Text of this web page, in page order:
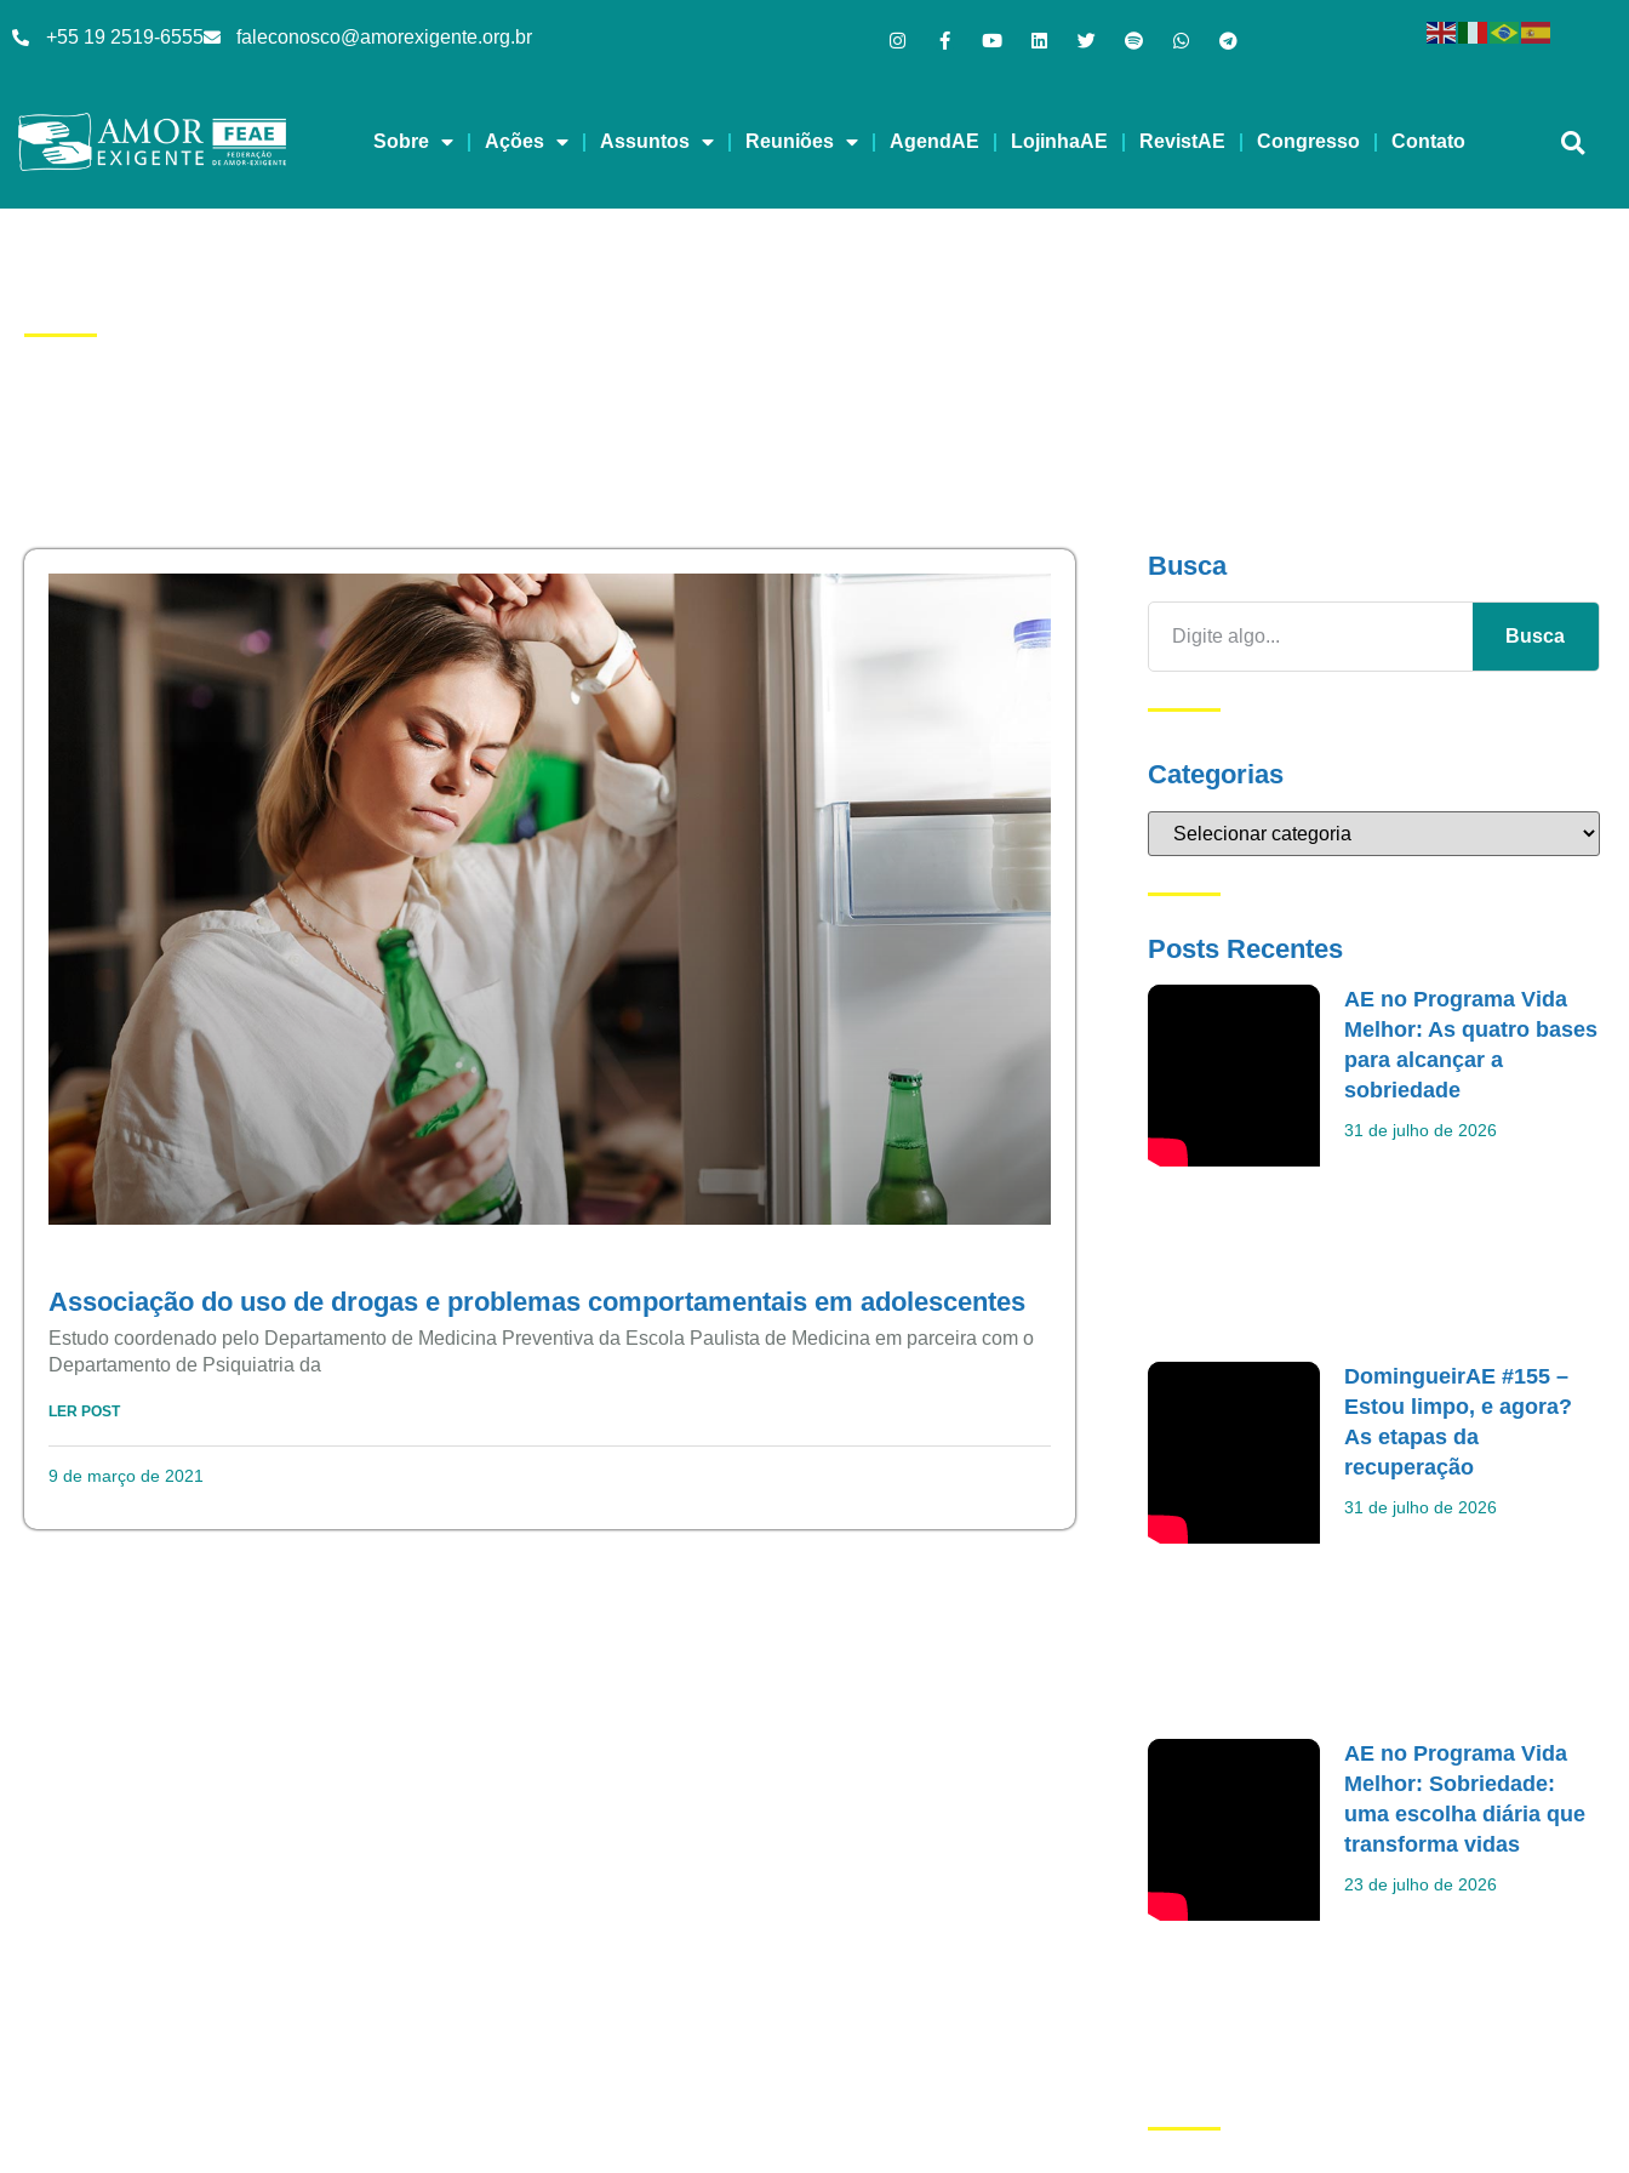
+55 19 2519-6555 faleconosco@amorexigente.org.br
Sobre Ações Assuntos Reuniões AgendAE LojinhaAE RevistAE Congresso Contato
Associação do uso de drogas e problemas comportamentais em adolescentes
Estudo coordenado pelo Departamento de Medicina Preventiva da Escola Paulista de Medicina em parceira com o
Departamento de Psiquiatria da
LER POST
9 de março de 2021
Busca
Busca
Categorias
Posts Recentes
AE no Programa Vida
Melhor: As quatro bases
para alcançar a
sobriedade
31 de julho de 2026
DomingueirAE #155 –
Estou limpo, e agora?
As etapas da
recuperação
31 de julho de 2026
AE no Programa Vida
Melhor: Sobriedade:
uma escolha diária que
transforma vidas
23 de julho de 2026